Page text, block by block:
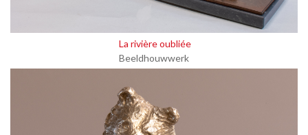
La rivière oubliée
Beeldhouwwerk